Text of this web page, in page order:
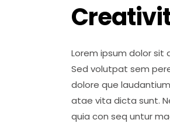
Lorem ipsum dolor
Sed volutpat sem
dolore que
atae vita dicta sunt.
quia con seq untur